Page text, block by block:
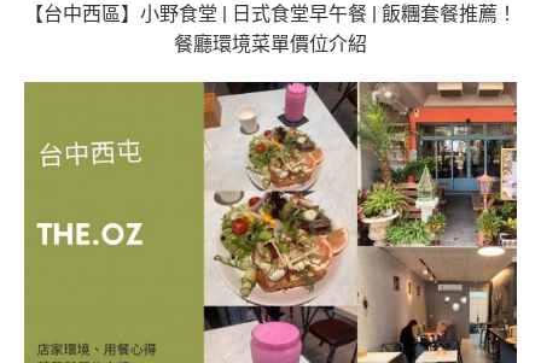
【台中西區】小野食堂 | 日式食堂早午餐 | 飯糰套餐推薦！
餐廳環境菜單價位介紹